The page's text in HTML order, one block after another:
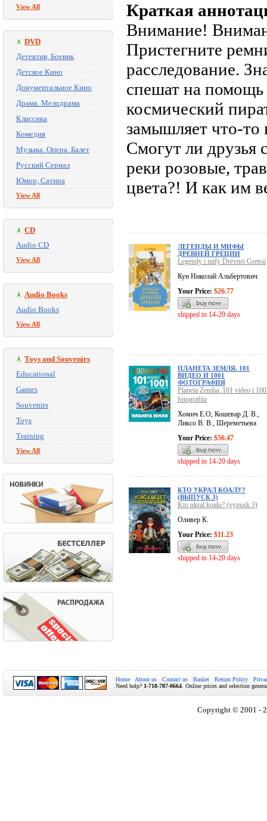
View All
DVD
Детектив, Боевик
Детское Кино
Документальное Кино
Драма. Мелодрама
Классика
Комедия
Музыка. Опера. Балет
Русский Сериал
Юмор, Сатира
View All
CD
Audio CD
View All
Audio Books
Audio Books
View All
Toys and Souvenirs
Educational
Games
Souvenirs
Toys
Training
View All
Краткая
Внимание!
Пристегните
расследование.
спешат на помощь
космический
замышляет что-то
Смогут ли друзья
реки розовые,
цвета?! И как им
ЛЕГЕНДЫ И МИФЫ
ДРЕВНЕЙ ГРЕЦИИ
Legendy i mify Drevnei Gretsii
Кун Николай Альбертович
Your Price: $26.77
shipped in 14-20 days
ПЛАНЕТА ЗЕМЛЯ. 101
ВИДЕО И 1001
ФОТОГРАФИЯ
Planeta Zemlia. 101 video i
fotografiia
Хомич Е.О, Кошевар Д. В.,
Ликсо В. В., Шереметьева
Your Price: $56.47
shipped in 14-20 days
КТО УКРАЛ КОАЛУ?
(ВЫПУСК 3)
Kto ukral koalu? (vypusk 3)
Оливер К.
Your Price: $11.23
shipped in 14-20 days
Home About us Contact us Basket Return Policy
Need help? 1-718-787-0664 . Online prices and selection
Copyright © 2001 -